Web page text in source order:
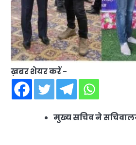
ख़बर शेयर करें -
मुख्य सचिव ने